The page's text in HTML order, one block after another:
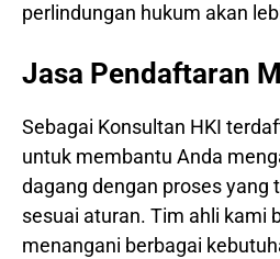
perlindungan hukum akan
Jasa Pendaftaran
Sebagai Konsultan HKI
untuk membantu Anda
dagang dengan proses yang
sesuai aturan. Tim ahli kami
menangani berbagai